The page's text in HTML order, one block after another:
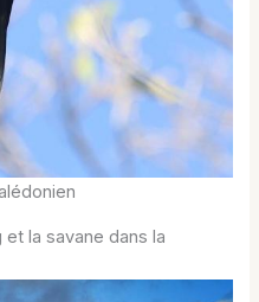
la savane dans la